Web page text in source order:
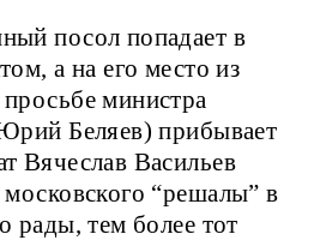
посол попадает в
а на его место из
министра
Беляев) прибывает
Вячеслав Васильев
“решалы” в
рады, тем более тот